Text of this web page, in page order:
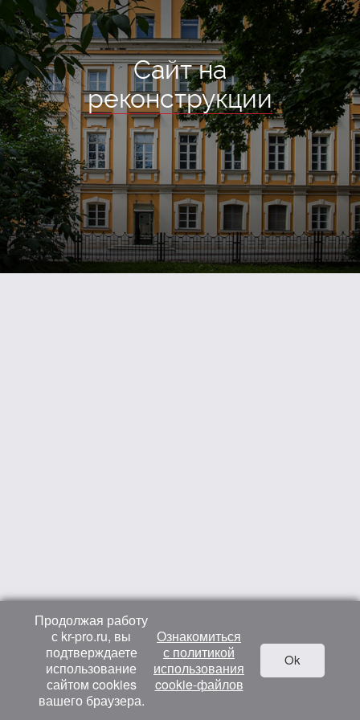
Сайт на
реконструкции
Продолжая работу
с kr-pro.ru, вы
подтверждаете
использование
сайтом cookies
вашего браузера.
Ознакомиться
с политикой
использования
cookie-файлов
Ok